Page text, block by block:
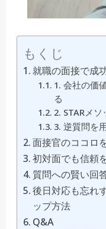
もくじ
就職の面接で成
1. 会社の価
る
2. STARメ
3. 逆質問を
面接官のココロ
初対面でも信頼
質問への賢い回
後日対応も忘れ
ップ方法
Q&A